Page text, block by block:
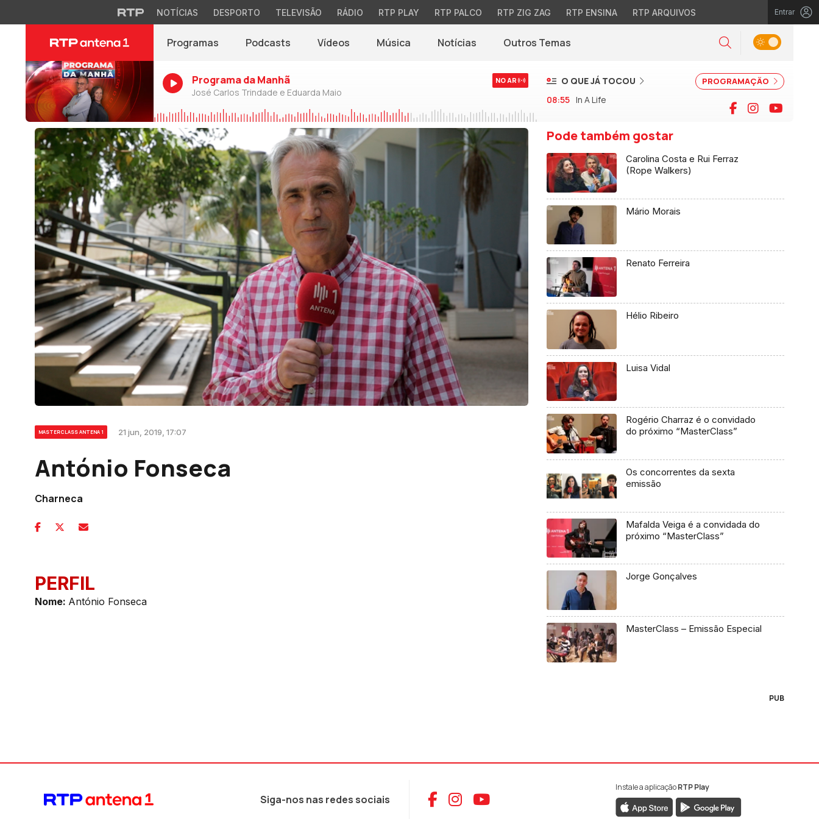
NOTÍCIAS DESPORTO TELEVISÃO RÁDIO RTP PLAY RTP PALCO RTP ZIG ZAG RTP ENSINA RTP ARQUIVOS Entrar
Programas Podcasts Vídeos Música Notícias(abre em nova janela)
Outros Temas Pesquisar
Alternar tema
Programa da Manhã
José Carlos Trindade e Eduarda Maio
NO AR PROGRAMAÇÃO
O QUE JÁ TOCOU
08:55 In A Life Facebook
Instagram
MASTERCLASS ANTENA 1 21 jun, 2019, 17:07
António Fonseca
Charneca
PERFIL
Nome: António Fonseca
Pode também gostar
Carolina Costa e Rui Ferraz
(Rope Walkers)
Mário Morais
Renato Ferreira
Hélio Ribeiro
Luisa Vidal
Rogério Charraz é o convidado
do próximo “MasterClass”
Os concorrentes da sexta
emissão
Mafalda Veiga é a convidada do
próximo “MasterClass”
Jorge Gonçalves
MasterClass – Emissão Especial
PUB
Siga-nos nas redes sociais Aceder ao Facebook da RTP Antena 1
Aceder ao Instagram da RTP Antena 1
Aceder ao YouTube da RTP Antena 1
Instale a aplicaçãoRTP Play